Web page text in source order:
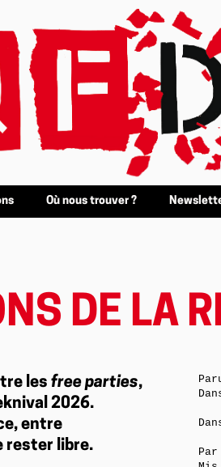
Où nous trouver ?
DE LA
les free parties,
2026.
entre
rester libre.
Par